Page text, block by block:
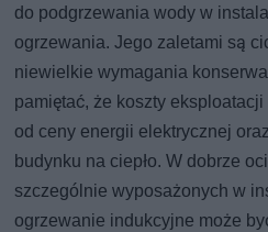
do podgrzewania wody w
ogrzewania. Jego zaletami są
niewielkie wymagania
pamiętać, że koszty
od ceny energii elektrycznej
budynku na ciepło. W dobrze
szczególnie wyposażonych w
ogrzewanie indukcyjne może